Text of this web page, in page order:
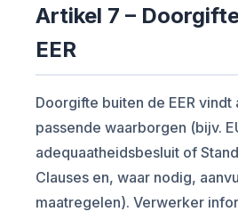
Artikel 7 –
EER
Doorgifte buiten de EER vindt
passende waarborgen (bijv.
adequaatheidsbesluit of
Clauses en, waar nodig,
maatregelen). Verwerker